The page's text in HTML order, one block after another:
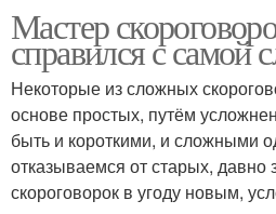
Мастер
справился с самой
Некоторые из сложных
основе простых, путём
быть и короткими, и сложными
отказываемся от старых, давно
скороговорок в угоду новым,